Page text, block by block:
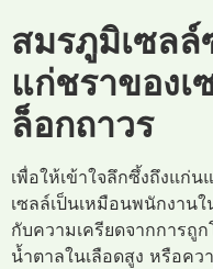
สมรภูมิเซลล์
แก่ชราของเ
ล็อกถาวร
เพื่อให้เข้าใจลึกซึ้งถึงแก่
เซลล์เป็นเหมือนพนักงาน
กับความเครียดจากการถู
น้ำตาลในเลือดสูง หรือคว